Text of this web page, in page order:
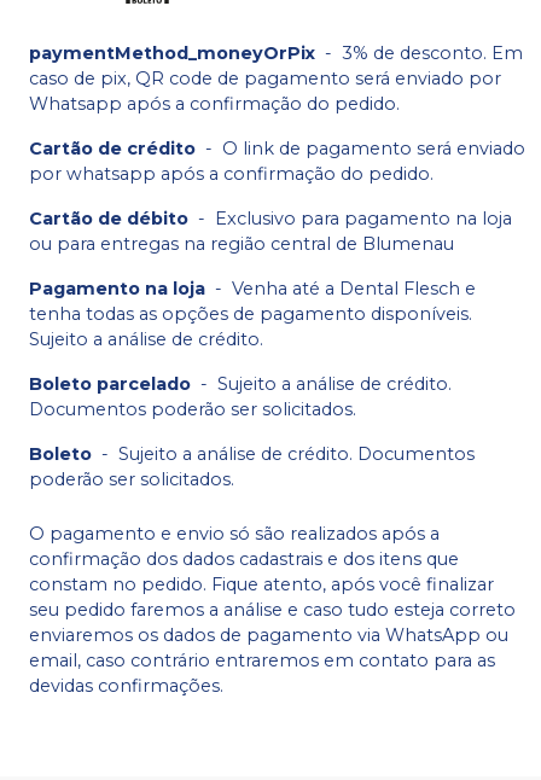
paymentMethod_moneyOrPix - 3% de desconto. Em
caso de pix, QR code de pagamento será enviado por
Whatsapp após a confirmação do pedido.
Cartão de crédito - O link de pagamento será enviado
por whatsapp após a confirmação do pedido.
Cartão de débito - Exclusivo para pagamento na loja
ou para entregas na região central de Blumenau
Pagamento na loja - Venha até a Dental Flesch e
tenha todas as opções de pagamento disponíveis.
Sujeito a análise de crédito.
Boleto parcelado - Sujeito a análise de crédito.
Documentos poderão ser solicitados.
Boleto - Sujeito a análise de crédito. Documentos
poderão ser solicitados.
O pagamento e envio só são realizados após a
confirmação dos dados cadastrais e dos itens que
constam no pedido. Fique atento, após você finalizar
seu pedido faremos a análise e caso tudo esteja correto
enviaremos os dados de pagamento via WhatsApp ou
email, caso contrário entraremos em contato para as
devidas confirmações.